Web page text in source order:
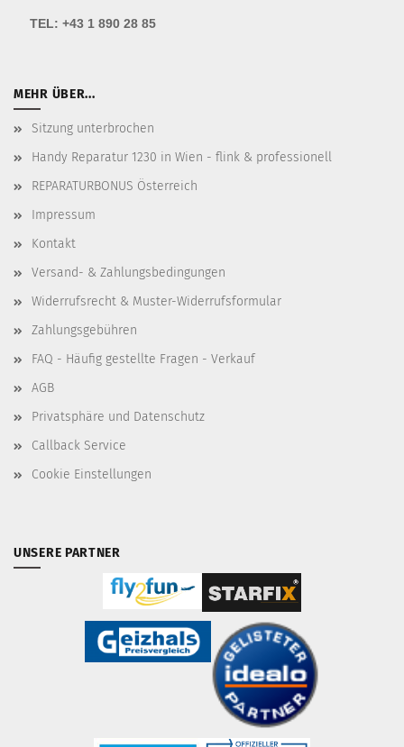
TEL: +43 1 890 28 85
MEHR ÜBER...
Sitzung unterbrochen
Handy Reparatur 1230 in Wien - flink & professionell
REPARATURBONUS Österreich
Impressum
Kontakt
Versand- & Zahlungsbedingungen
Widerrufsrecht & Muster-Widerrufsformular
Zahlungsgebühren
FAQ - Häufig gestellte Fragen - Verkauf
AGB
Privatsphäre und Datenschutz
Callback Service
Cookie Einstellungen
UNSERE PARTNER